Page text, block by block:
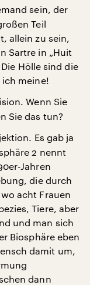
sein, der
Teil
allein zu sein,
Sartre in „Huit
Die Hölle sind die
ich meine!
Wenn Sie
Sie das tun?
Es gab ja
2 nennt
Jahren
die durch
acht Frauen
Tiere, aber
und man sich
Biosphäre eben
damit um,
dann